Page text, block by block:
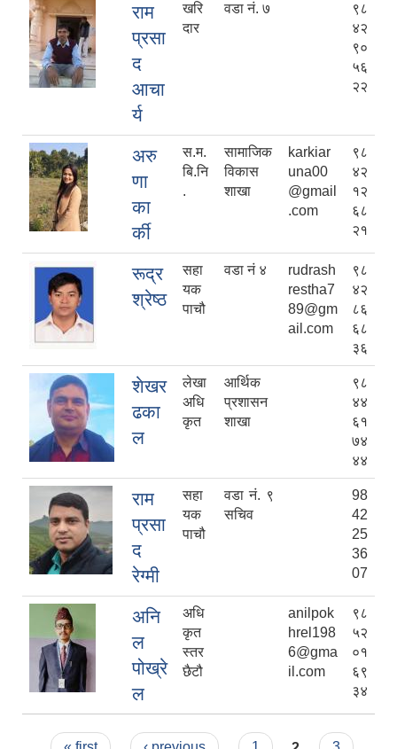
राम
प्रसा
द
आचा
र्य
खरि
दार
वडा नं. ७
९८
४२
९०
५६
२२
अरु
णा
का
र्की
स.म.
बि.नि
.
सामाजिक
विकास
शाखा
karkiar
una00
@gmail
.com
९८
४२
१२
६८
२१
रूद्र
श्रेष्ठ
सहा
यक
पाचौ
वडा नं ४
rudrash
restha7
89@gm
ail.com
९८
४२
८६
६८
३६
शेखर
ढका
ल
लेखा
अधि
कृत
आर्थिक
प्रशासन
शाखा
९८
४४
६१
७४
४४
राम
प्रसा
द
रेग्मी
सहा
यक
पाचौ
वडा नं. ९
सचिव
98
42
25
36
07
अनि
ल
पोख्रे
ल
अधि
कृत
स्तर
छैटौ
anilpok
hrel198
6@gma
il.com
९८
५२
०१
६९
३४